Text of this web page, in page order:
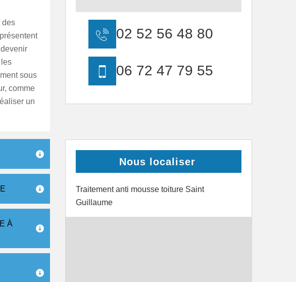
des
sous
comme
un
À
02 52 56 48 80
06 72 47 79 55
Nous localiser
Traitement anti mousse toiture Saint
Guillaume